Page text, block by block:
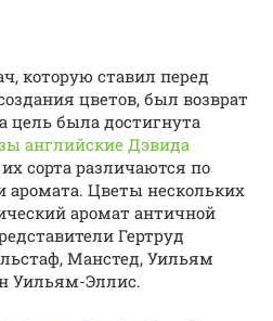
которую ставил перед
цветов, был возврат
цель была достигнута
английские Дэвида
сорта различаются по
аромата. Цветы нескольких
аромат античной
Гертруд
Манстед, Уильям
Уильям-Эллис.